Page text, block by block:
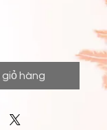
hàng